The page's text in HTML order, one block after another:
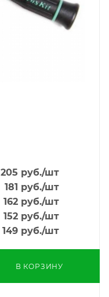
205 руб./шт
181 руб./шт
162 руб./шт
152 руб./шт
149 руб./шт
В КОРЗИНУ